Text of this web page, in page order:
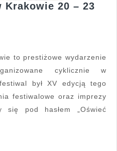
Krakowie 20 – 23
cyklicznie w
był XV edycją tego
festiwalowe oraz imprezy
się pod hasłem „Oświeć